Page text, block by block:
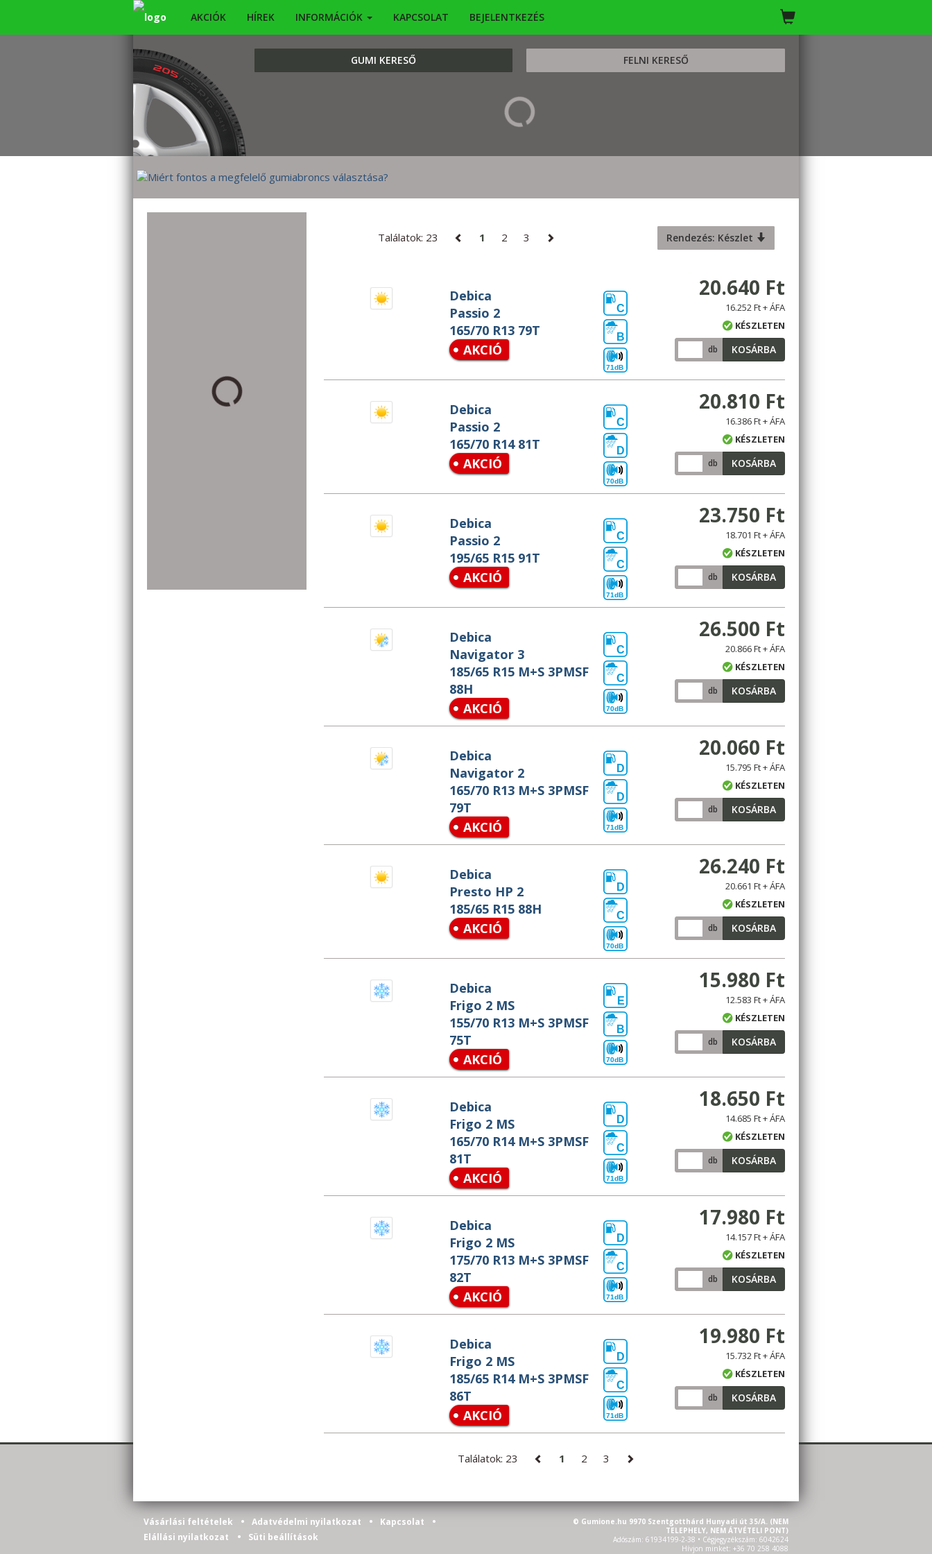
AKCIÓK HÍREK INFORMÁCIÓK KAPCSOLAT BEJELENTKEZÉS
GUMI KERESŐ FELNI KERESŐ
KERESÉS
Találatok: 23 1 2 3 Rendezés: Készlet
Debica
Passio 2
165/70 R13 79T
AKCIÓ
C
B
71dB
20.640 Ft
16.252 Ft + ÁFA
KÉSZLETEN
db KOSÁRBA
Debica
Passio 2
165/70 R14 81T
AKCIÓ
C
D
70dB
20.810 Ft
16.386 Ft + ÁFA
KÉSZLETEN
db KOSÁRBA
Debica
Passio 2
195/65 R15 91T
AKCIÓ
C
C
71dB
23.750 Ft
18.701 Ft + ÁFA
KÉSZLETEN
db KOSÁRBA
Debica
Navigator 3
185/65 R15 M+S 3PMSF
88H
AKCIÓ
C
C
70dB
26.500 Ft
20.866 Ft + ÁFA
KÉSZLETEN
db KOSÁRBA
Debica
Navigator 2
165/70 R13 M+S 3PMSF
79T
AKCIÓ
D
D
71dB
20.060 Ft
15.795 Ft + ÁFA
KÉSZLETEN
db KOSÁRBA
Debica
Presto HP 2
185/65 R15 88H
AKCIÓ
D
C
70dB
26.240 Ft
20.661 Ft + ÁFA
KÉSZLETEN
db KOSÁRBA
Debica
Frigo 2 MS
155/70 R13 M+S 3PMSF
75T
AKCIÓ
E
B
70dB
15.980 Ft
12.583 Ft + ÁFA
KÉSZLETEN
db KOSÁRBA
Debica
Frigo 2 MS
165/70 R14 M+S 3PMSF
81T
AKCIÓ
D
C
71dB
18.650 Ft
14.685 Ft + ÁFA
KÉSZLETEN
db KOSÁRBA
Debica
Frigo 2 MS
175/70 R13 M+S 3PMSF
82T
AKCIÓ
D
C
71dB
17.980 Ft
14.157 Ft + ÁFA
KÉSZLETEN
db KOSÁRBA
Debica
Frigo 2 MS
185/65 R14 M+S 3PMSF
86T
AKCIÓ
D
C
71dB
19.980 Ft
15.732 Ft + ÁFA
KÉSZLETEN
db KOSÁRBA
Találatok: 23 1 2 3
Vásárlási feltételek • Adatvédelmi nyilatkozat • Kapcsolat •
Elállási nyilatkozat • Süti beállítások
© Gumione.hu 9970 Szentgotthárd Hunyadi út 35/A. (NEM
TELEPHELY, NEM ÁTVÉTELI PONT)
Adószám: 61934199-2-38 • Cégjegyzékszám: 6042624
Hívjon minket: +36 70 258 4088